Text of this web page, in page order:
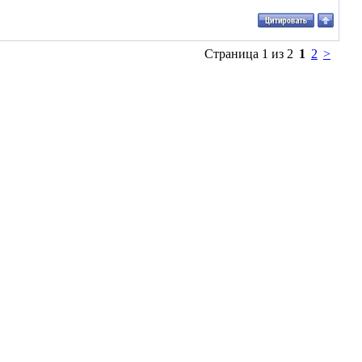
Страница 1 из 2 1 2 >